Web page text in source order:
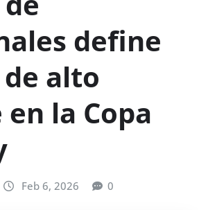
define
alto
la Copa
Feb 6, 2026 0